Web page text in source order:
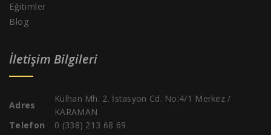
Eğitimler
Blog
İletişim Bilgileri
Adres
Külhan Mh. 2. İstasyon Cd. No:4/1 Merkez /
KARAMAN
Telefon
0 (338) 213 68 69